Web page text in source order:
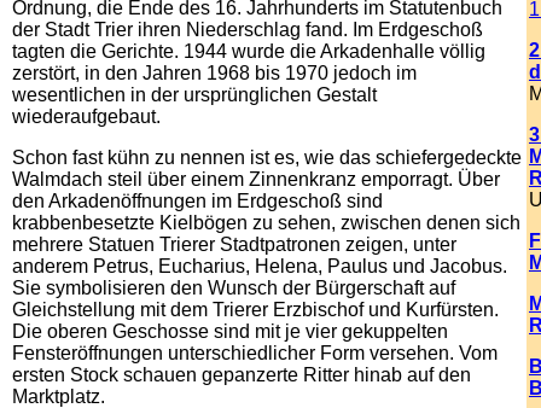
Ordnung, die Ende des 16. Jahrhunderts im Statutenbuch
der Stadt Trier ihren Niederschlag fand. Im Erdgeschoß
tagten die Gerichte. 1944 wurde die Arkadenhalle völlig
zerstört, in den Jahren 1968 bis 1970 jedoch im
wesentlichen in der ursprünglichen Gestalt
wiederaufgebaut.
Schon fast kühn zu nennen ist es, wie das schiefergedeckte
Walmdach steil über einem Zinnenkranz emporragt. Über
den Arkadenöffnungen im Erdgeschoß sind
krabbenbesetzte Kielbögen zu sehen, zwischen denen sich
mehrere Statuen Trierer Stadtpatronen zeigen, unter
anderem Petrus, Eucharius, Helena, Paulus und Jacobus.
Sie symbolisieren den Wunsch der Bürgerschaft auf
Gleichstellung mit dem Trierer Erzbischof und Kurfürsten.
Die oberen Geschosse sind mit je vier gekuppelten
Fensteröffnungen unterschiedlicher Form versehen. Vom
ersten Stock schauen gepanzerte Ritter hinab auf den
Marktplatz.